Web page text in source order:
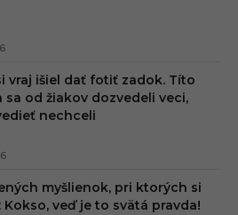
vraj išiel dať fotiť zadok. Títo
sa od žiakov dozvedeli veci,
nechceli
myšlienok, pri ktorých si
Kokso, veď je to svätá pravda!